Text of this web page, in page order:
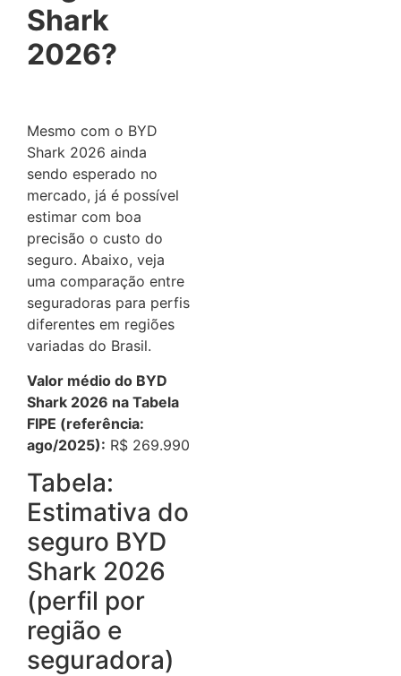
Shark
2026?
Mesmo com o BYD
Shark 2026 ainda
sendo esperado no
mercado, já é possível
estimar com boa
precisão o custo do
seguro. Abaixo, veja
uma comparação entre
seguradoras para perfis
diferentes em regiões
variadas do Brasil.
Valor médio do BYD
Shark 2026 na Tabela
FIPE (referência:
ago/2025): R$ 269.990
Tabela:
Estimativa do
seguro BYD
Shark 2026
(perfil por
região e
seguradora)